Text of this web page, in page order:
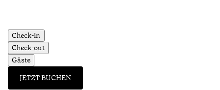
Check-in
Check-out
Gäste
JETZT BUCHEN